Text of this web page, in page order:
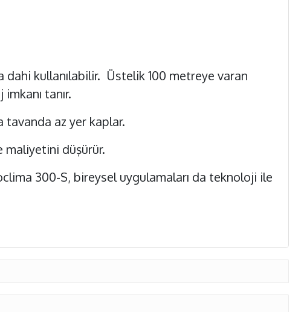
kullanılabilir. Üstelik 100 metreye varan
tanır.
tavanda az yer kaplar.
maliyetini düşürür.
300-S, bireysel uygulamaları da teknoloji ile